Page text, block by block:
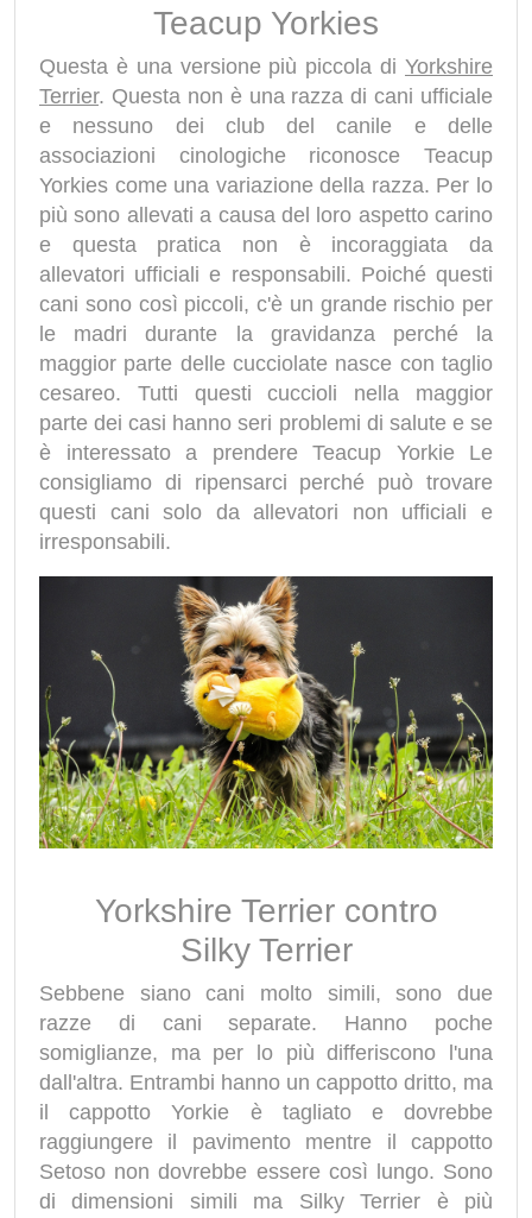
Teacup Yorkies
Questa è una versione più piccola di Yorkshire
Terrier. Questa non è una razza di cani ufficiale
e nessuno dei club del canile e delle
associazioni cinologiche riconosce Teacup
Yorkies come una variazione della razza. Per lo
più sono allevati a causa del loro aspetto carino
e questa pratica non è incoraggiata da
allevatori ufficiali e responsabili. Poiché questi
cani sono così piccoli, c'è un grande rischio per
le madri durante la gravidanza perché la
maggior parte delle cucciolate nasce con taglio
cesareo. Tutti questi cuccioli nella maggior
parte dei casi hanno seri problemi di salute e se
è interessato a prendere Teacup Yorkie Le
consigliamo di ripensarci perché può trovare
questi cani solo da allevatori non ufficiali e
irresponsabili.
Yorkshire Terrier contro
Silky Terrier
Sebbene siano cani molto simili, sono due
razze di cani separate. Hanno poche
somiglianze, ma per lo più differiscono l'una
dall'altra. Entrambi hanno un cappotto dritto, ma
il cappotto Yorkie è tagliato e dovrebbe
raggiungere il pavimento mentre il cappotto
Setoso non dovrebbe essere così lungo. Sono
di dimensioni simili ma Silky Terrier è più